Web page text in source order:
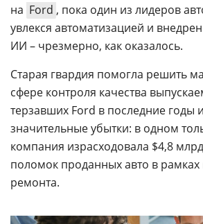
на Ford , пока один из лидеров
увлекся автоматизацией и
ИИ – чрезмерно, как оказалось.
Старая гвардия помогла решить
сфере контроля качества
терзавших Ford в последние годы
значительные убытки: в одном
компания израсходовала $4,8
поломок проданных авто в рамках
ремонта.